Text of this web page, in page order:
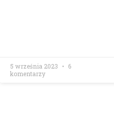
5 września 2023
6
komentarzy